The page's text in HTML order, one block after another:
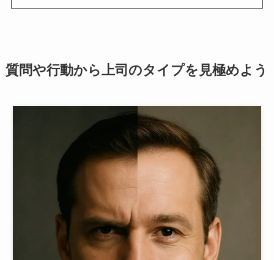
質問や行動から上司のタイプを見極めよう